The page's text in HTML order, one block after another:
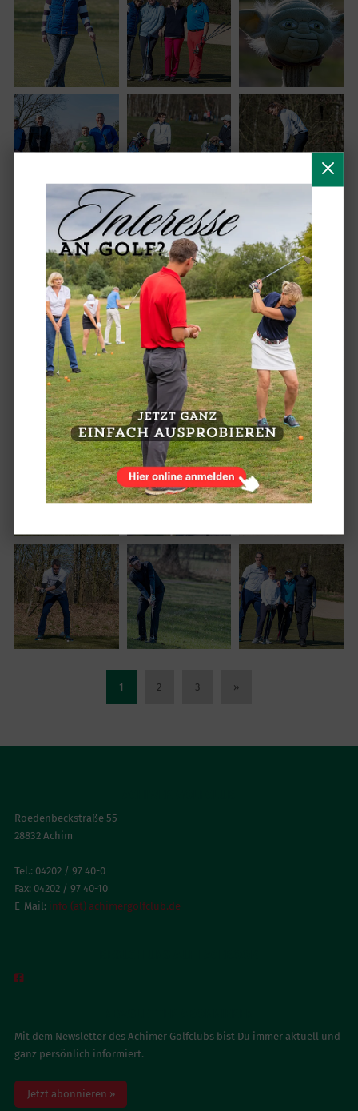
1 2 3 »
Roedenbeckstraße 55
28832 Achim
Tel.: 04202 / 97 40-0
Fax: 04202 / 97 40-10
E-Mail: info (at) achimergolfclub.de

Mit dem Newsletter des Achimer Golfclubs bist Du immer aktuell und
ganz persönlich informiert.
Jetzt abonnieren »